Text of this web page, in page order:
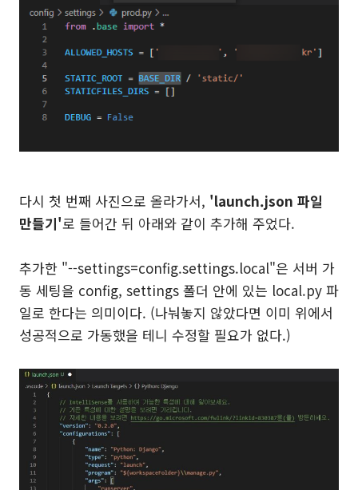
다시 첫 번째 사진으로 올라가서, 'launch.json 파일
만들기'로 들어간 뒤 아래와 같이 추가해 주었다.
추가한 "--settings=config.settings.local"은 서버 가
동 세팅을 config, settings 폴더 안에 있는 local.py 파
일로 한다는 의미이다. (나눠놓지 않았다면 이미 위에서
성공적으로 가동했을 테니 수정할 필요가 없다.)